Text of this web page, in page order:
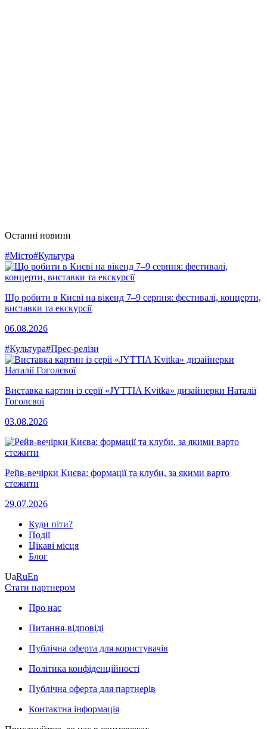
Останні новини
#Місто#Культура
Що робити в Києві на вікенд 7–9 серпня: фестивалі, концерти,
виставки та екскурсії
06.08.2026
#Культура#Прес-релізи
Виставка картин із серії «JYTTIA Kvitka» дизайнерки Наталії
Гоголєвої
03.08.2026
Рейв-вечірки Києва: формації та клуби, за якими варто
стежити
29.07.2026
Куди піти?
Події
Цікаві місця
Блог
UaRuEn
Стати партнером
Про нас
Питання-відповіді
Публічна оферта для користувачів
Політика конфіденційності
Публічна оферта для партнерів
Контактна інформація